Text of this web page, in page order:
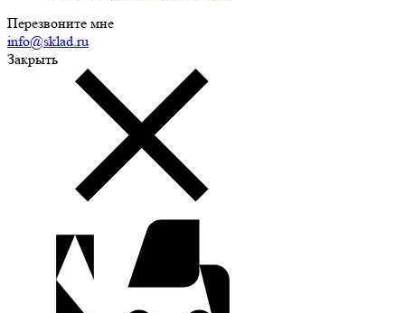
Перезвоните мне
info@sklad.ru
Закрыть